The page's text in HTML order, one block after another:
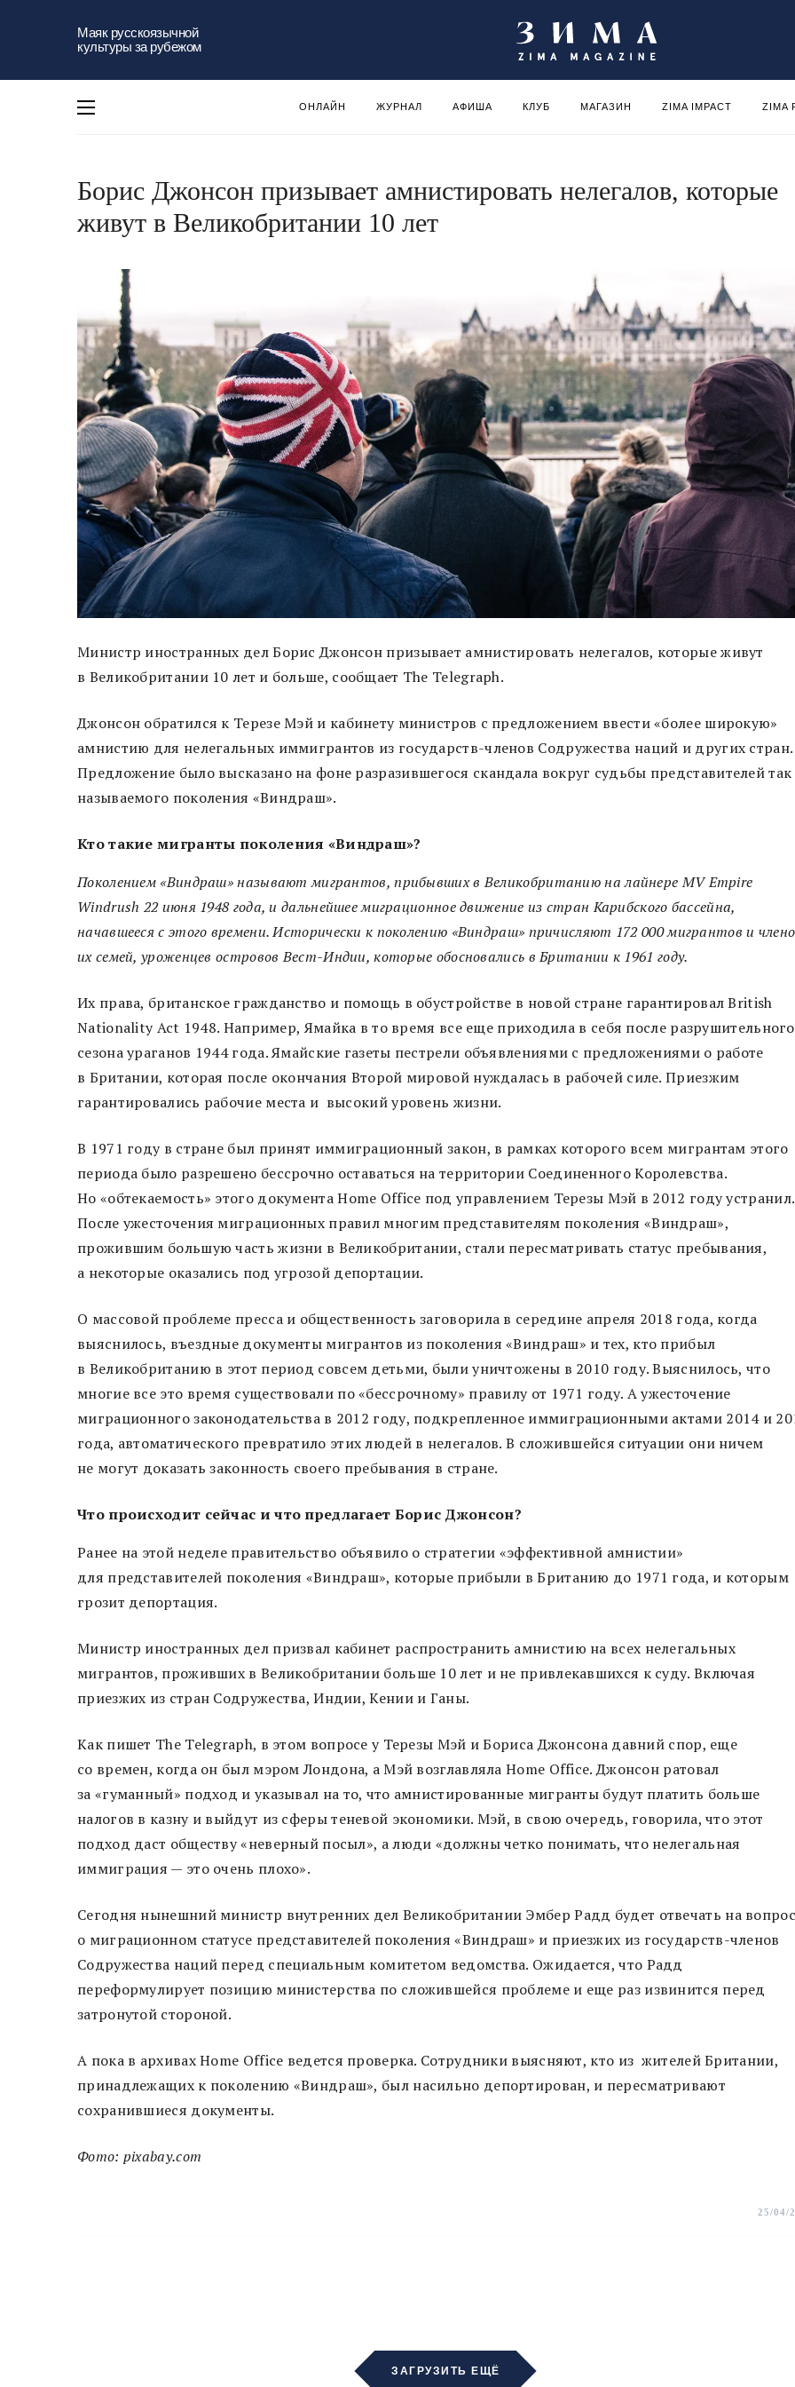
Маяк русскоязычной
культуры за рубежом
ОНЛАЙН ЖУРНАЛ АФИША КЛУБ МАГАЗИН ZIMA IMPACT ZIMA
Борис Джонсон призывает амнистировать нелегалов, которые
живут в Великобритании 10 лет
Министр иностранных дел Борис Джонсон призывает амнистировать нелегалов, которые живут
в Великобритании 10 лет и больше, сообщает The Telegraph.
Джонсон обратился к Терезе Мэй и кабинету министров с предложением ввести «более широкую»
амнистию для нелегальных иммигрантов из государств-членов Содружества наций и других стран.
Предложение было высказано на фоне разразившегося скандала вокруг судьбы представителей так
называемого поколения «Виндраш».
Кто такие мигранты поколения «Виндраш»?
Поколением «Виндраш» называют мигрантов, прибывших в Великобританию на лайнере MV Empire
Windrush 22 июня 1948 года, и дальнейшее миграционное движение из стран Карибского бассейна,
начавшееся с этого времени. Исторически к поколению «Виндраш» причисляют 172 000 мигрантов и
их семей, уроженцев островов Вест-Индии, которые обосновались в Британии к 1961 году.
Их права, британское гражданство и помощь в обустройстве в новой стране гарантировал British
Nationality Act 1948. Например, Ямайка в то время все еще приходила в себя после разрушительного
сезона ураганов 1944 года. Ямайские газеты пестрели объявлениями с предложениями о работе
в Британии, которая после окончания Второй мировой нуждалась в рабочей силе. Приезжим
гарантировались рабочие места и высокий уровень жизни.
В 1971 году в стране был принят иммиграционный закон, в рамках которого всем мигрантам этого
периода было разрешено бессрочно оставаться на территории Соединенного Королевства.
Но «обтекаемость» этого документа Home Office под управлением Терезы Мэй в 2012 году устранил.
После ужесточения миграционных правил многим представителям поколения «Виндраш»,
прожившим большую часть жизни в Великобритании, стали пересматривать статус пребывания,
а некоторые оказались под угрозой депортации.
О массовой проблеме пресса и общественность заговорила в середине апреля 2018 года, когда
выяснилось, въездные документы мигрантов из поколения «Виндраш» и тех, кто прибыл
в Великобританию в этот период совсем детьми, были уничтожены в 2010 году. Выяснилось, что
многие все это время существовали по «бессрочному» правилу от 1971 году. А ужесточение
миграционного законодательства в 2012 году, подкрепленное иммиграционными актами 2014 и
года, автоматического превратило этих людей в нелегалов. В сложившейся ситуации они ничем
не могут доказать законность своего пребывания в стране.
Что происходит сейчас и что предлагает Борис Джонсон?
Ранее на этой неделе правительство объявило о стратегии «эффективной амнистии»
для представителей поколения «Виндраш», которые прибыли в Британию до 1971 года, и которым
грозит депортация.
Министр иностранных дел призвал кабинет распространить амнистию на всех нелегальных
мигрантов, проживших в Великобритании больше 10 лет и не привлекавшихся к суду. Включая
приезжих из стран Содружества, Индии, Кении и Ганы.
Как пишет The Telegraph, в этом вопросе у Терезы Мэй и Бориса Джонсона давний спор, еще
со времен, когда он был мэром Лондона, а Мэй возглавляла Home Office. Джонсон ратовал
за «гуманный» подход и указывал на то, что амнистированные мигранты будут платить больше
налогов в казну и выйдут из сферы теневой экономики. Мэй, в свою очередь, говорила, что этот
подход даст обществу «неверный посыл», а люди «должны четко понимать, что нелегальная
иммиграция — это очень плохо».
Сегодня нынешний министр внутренних дел Великобритании Эмбер Радд будет отвечать на
о миграционном статусе представителей поколения «Виндраш» и приезжих из государств-членов
Содружества наций перед специальным комитетом ведомства. Ожидается, что Радд
переформулирует позицию министерства по сложившейся проблеме и еще раз извинится перед
затронутой стороной.
А пока в архивах Home Office ведется проверка. Сотрудники выясняют, кто из жителей Британии,
принадлежащих к поколению «Виндраш», был насильно депортирован, и пересматривают
сохранившиеся документы.
Фото: pixabay.com
25/04/
ЗАГРУЗИТЬ ЕЩЁ